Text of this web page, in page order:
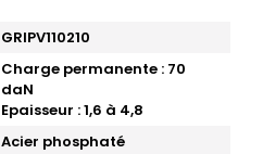
GRIPV110210
Charge permanente : 70
daN
Epaisseur : 1,6 à 4,8
Acier phosphaté